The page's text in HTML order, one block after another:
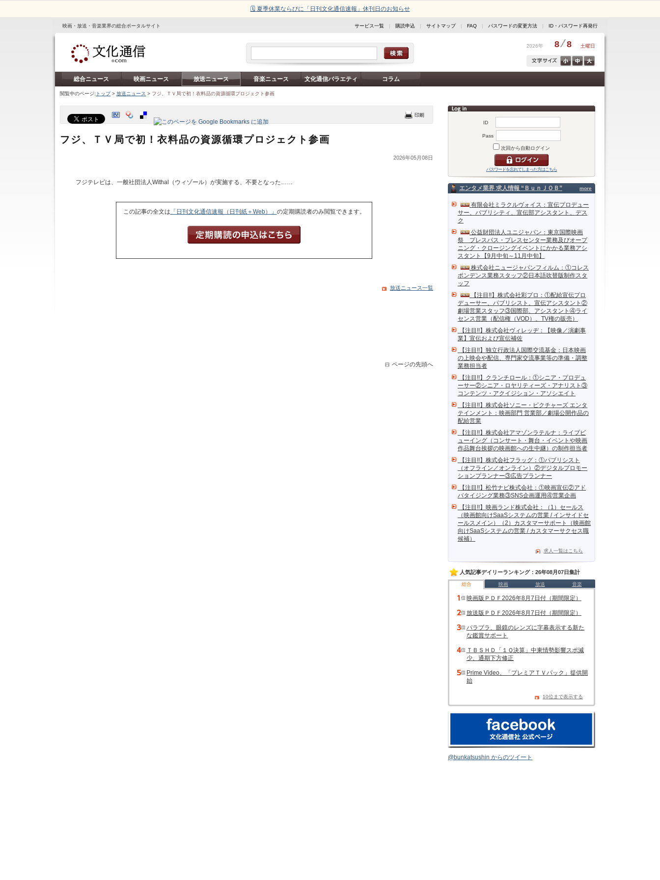
🗓️ 夏季休業ならびに「日刊文化通信速報」休刊日のお知らせ
映画・放送・音楽業界の総合ポータルサイト サービス一覧 | 購読申込 | サイトマップ| FAQ | パスワードの変更方法 | ID・パスワード再発行
2026年 8 8 土曜日
総合ニュース 映画ニュース 放送ニュース 音楽ニュース 文化通信バラエティ コラム
閲覧中のページ: トップ> 放送ニュース > フジ、ＴＶ局で初！衣料品の資源循環プロジェクト参画
ID
Pass
次回から自動ログイン
パスワードを忘れてしまった方はこちら
more
エンタメ業界 求人情報 “ＢｕｎＪＯＢ”
有限会社ミラクルヴォイス：宣伝プロデュー
サー、パブリシティ、宣伝部アシスタント、デス
ク
公益財団法人ユニジャパン：東京国際映画
祭 プレスパス・プレスセンター業務及びオープ
ニング・クロージングイベントにかかる業務アシ
スタント【9月中旬～11月中旬】
株式会社ニュージャパンフィルム：①コレス
ポンデンス業務スタッフ②日本語吹替版制作スタ
ッフ
【注目!!】株式会社彩プロ：①配給宣伝プロ
デューサー、パブリシスト、宣伝アシスタント②
劇場営業スタッフ③国際部、アシスタント④ライ
センス営業（配信権（VOD）、TV権の販売）
【注目!!】株式会社ヴィレッヂ：【映像／演劇事
業】宣伝および宣伝補佐
【注目!!】独立行政法人国際交流基金：日本映画
の上映会や配信、専門家交流事業等の準備・調整
業務担当者
【注目!!】クランチロール：①シニア・プロデュ
ーサー②シニア・ロヤリティーズ・アナリスト③
コンテンツ・アクイジション・アソシエイト
【注目!!】株式会社ソニー・ピクチャーズ エンタ
テインメント：映画部門 営業部／劇場公開作品の
配給営業
【注目!!】株式会社アマゾンラテルナ：ライブビ
ューイング（コンサート・舞台・イベントや映画
作品舞台挨拶の映画館への生中継）の制作担当者
【注目!!】株式会社フラッグ：①パブリシスト
（オフライン／オンライン）②デジタルプロモー
ションプランナー③広告プランナー
【注目!!】松竹ナビ株式会社：①映画宣伝②アド
バタイジング業務③SNS企画運用④営業企画
【注目!!】映画ランド株式会社：（1）セールス
（映画館向けSaaSシステムの営業 / インサイドセ
ールスメイン）（2）カスタマーサポート（映画館
向けSaaSシステムの営業 / カスタマーサクセス職
候補）
求人一覧はこちら
人気記事デイリーランキング：26年08月07日集計
総合 映画 放送 音楽
映画版ＰＤＦ2026年8月7日付（期間限定）
放送版ＰＤＦ2026年8月7日付（期間限定）
パラブラ、眼鏡のレンズに字幕表示する新た
な鑑賞サポート
ＴＢＳＨＤ「１Ｑ決算」中東情勢影響スポ減
少、通期下方修正
Prime Video、「プレミアＴＶパック」提供開
始
10位まで表示する
@bunkatsushin からのツイート
フジ、ＴＶ局で初！衣料品の資源循環プロジェクト参画
2026年05月08日
フジテレビは、一般社団法人Withal（ウィゾール）が実施する、不要となった……
この記事の全文は 「日刊文化通信速報（日刊紙＋Web）」 の定期購読者のみ閲覧できます。
放送ニュース一覧
ページの先頭へ